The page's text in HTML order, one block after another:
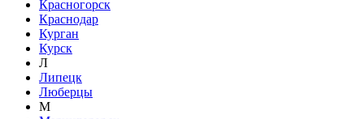
Красногорск
Краснодар
Курган
Курск
Л
Липецк
Люберцы
М